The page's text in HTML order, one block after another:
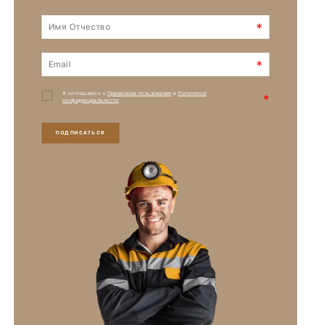
*
*
Я соглашаюсь с Правилами пользования иПолитикой
конфиденциальности
*
ПОДПИСАТЬСЯ